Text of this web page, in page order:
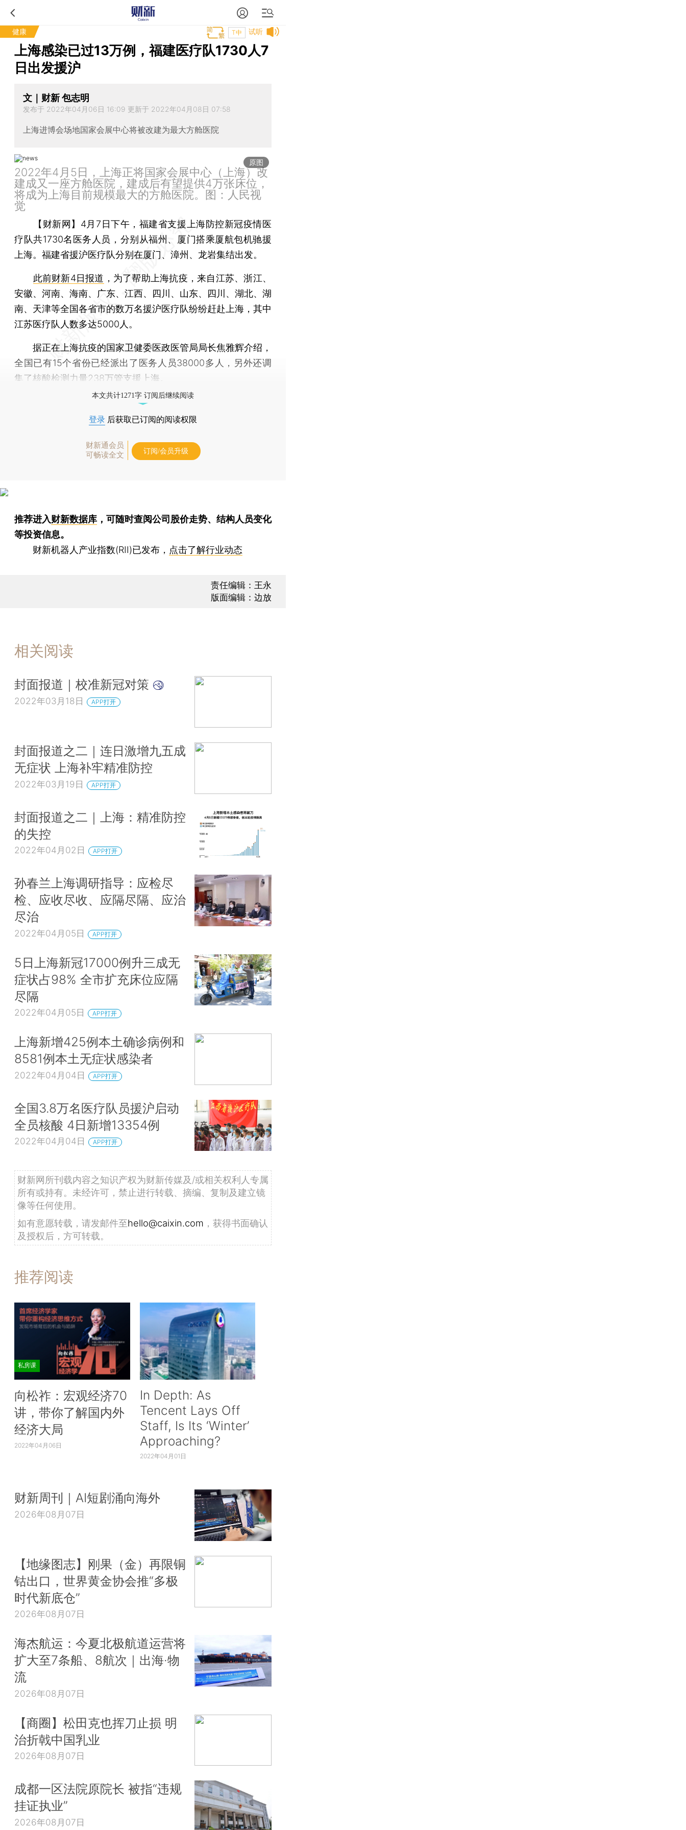
健康 试听
T中
上海感染已过13万例，福建医疗队1730人7
日出发援沪
文｜财新 包志明
发布于 2022年04月06日 16:09 更新于 2022年04月08日 07:58
上海进博会场地国家会展中心将被改建为最大方舱医院
原图
2022年4月5日，上海正将国家会展中心（上海）改
建成又一座方舱医院，建成后有望提供4万张床位，
将成为上海目前规模最大的方舱医院。图：人民视
觉
【财新网】 4月7日下午，福建省支援上海防控新冠疫情医
疗队共1730名医务人员，分别从福州、厦门搭乘厦航包机驰援
上海。福建省援沪医疗队分别在厦门、漳州、龙岩集结出发。
此前财新4日报道 ，为了帮助上海抗疫，来自江苏、浙江、
安徽、河南、海南、广东、江西、四川、山东、四川、湖北、湖
南、天津等全国各省市的数万名援沪医疗队纷纷赶赴上海，其中
江苏医疗队人数多达5000人。
据正在上海抗疫的国家卫健委医政医管局局长焦雅辉介绍，
全国已有15个省份已经派出了医务人员38000多人，另外还调
集了核酸检测力量238万管支援上海。
本文共计1271字 订阅后继续阅读
登录 后获取已订阅的阅读权限
财新通会员
可畅读全文
订阅/会员升级
推荐进入财新数据库 ，可随时查阅公司股价走势、结构人员变化
等投资信息。
财新机器人产业指数(RII)已发布， 点击了解行业动态
责任编辑：王永
版面编辑：边放
相关阅读
封面报道｜校准新冠对策
2022年03月18日 APP打开
封面报道之二｜连日激增九五成
无症状 上海补牢精准防控
2022年03月19日 APP打开
封面报道之二｜上海：精准防控
的失控
2022年04月02日 APP打开
孙春兰上海调研指导：应检尽
检、应收尽收、应隔尽隔、应治
尽治
2022年04月05日 APP打开
5日上海新冠17000例升三成无
症状占98% 全市扩充床位应隔
尽隔
2022年04月05日 APP打开
上海新增425例本土确诊病例和
8581例本土无症状感染者
2022年04月04日 APP打开
全国3.8万名医疗队员援沪启动
全员核酸 4日新增13354例
2022年04月04日 APP打开
财新网所刊载内容之知识产权为财新传媒及/或相关权利人专属
所有或持有。未经许可，禁止进行转载、摘编、复制及建立镜
像等任何使用。
如有意愿转载，请发邮件至hello@caixin.com ，获得书面确认
及授权后，方可转载。
推荐阅读
私房课
向松祚：宏观经济70
讲，带你了解国内外
经济大局
2022年04月06日
In Depth: As
Tencent Lays Off
Staff, Is Its ‘Winter’
Approaching?
2022年04月01日
财新周刊｜AI短剧涌向海外
2026年08月07日
【地缘图志】刚果（金）再限铜
钴出口，世界黄金协会推“多极
时代新底仓”
2026年08月07日
海杰航运：今夏北极航道运营将
扩大至7条船、8航次｜出海·物
流
2026年08月07日
【商圈】松田克也挥刀止损 明
治折戟中国乳业
2026年08月07日
成都一区法院原院长 被指“违规
挂证执业”
2026年08月07日